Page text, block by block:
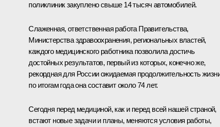
поликлиник закуплено свыше 14 тысяч автомобилей.
Слаженная, ответственная работа Правительства,
Министерства здравоохранения, региональных властей,
каждого медицинского работника позволила достичь
достойных результатов, первый из которых, конечно же,
рекордная для России ожидаемая продолжительность
по итогам года она составит около 74 лет.
Сегодня перед медициной, как и перед всей нашей страной,
встают новые задачи и планы, меняются условия работы,